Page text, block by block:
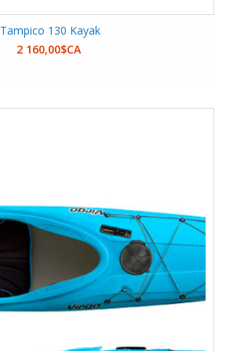
Tampico 130 Kayak
2 160,00$CA